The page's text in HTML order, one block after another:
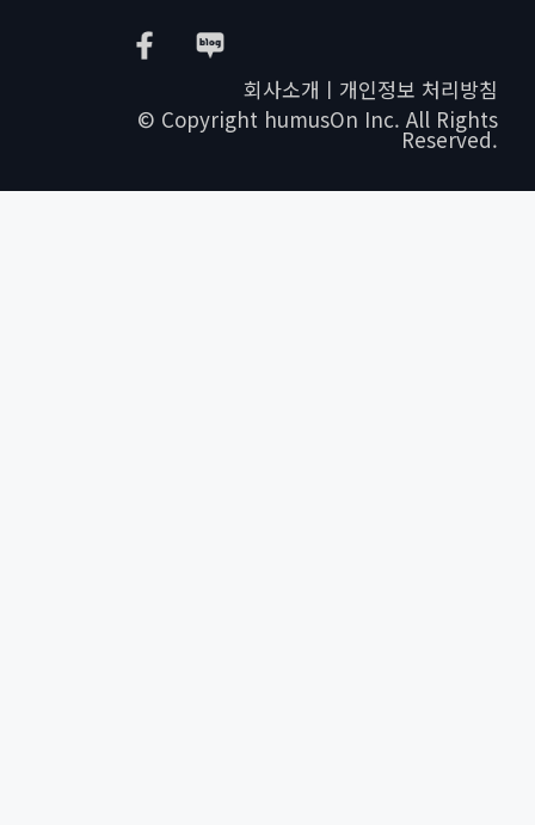
회사소개ㅣ개인정보 처리방침
© Copyright humusOn Inc. All Rights
Reserved.